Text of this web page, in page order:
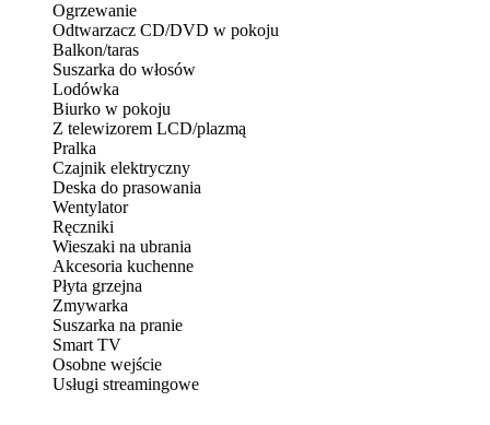
Ogrzewanie
Odtwarzacz CD/DVD w pokoju
Balkon/taras
Suszarka do włosów
Lodówka
Biurko w pokoju
Z telewizorem LCD/plazmą
Pralka
Czajnik elektryczny
Deska do prasowania
Wentylator
Ręczniki
Wieszaki na ubrania
Akcesoria kuchenne
Płyta grzejna
Zmywarka
Suszarka na pranie
Smart TV
Osobne wejście
Usługi streamingowe